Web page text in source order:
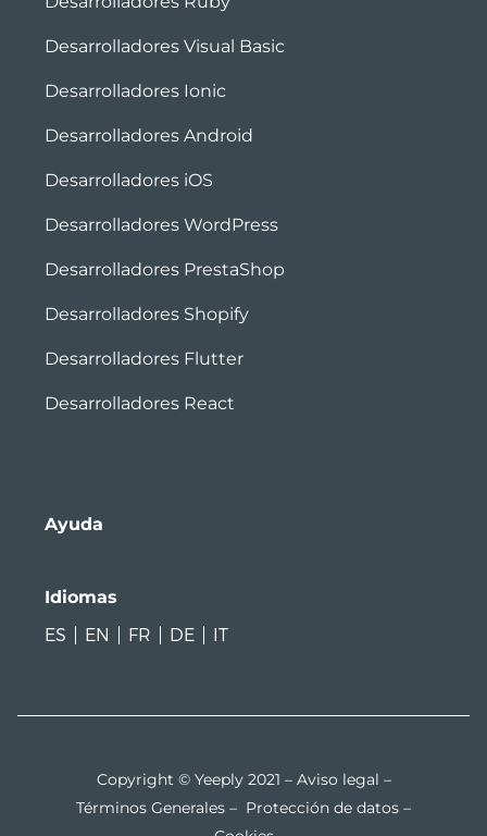
Desarrolladores Visual Basic
Desarrolladores Ionic
Desarrolladores Android
Desarrolladores iOS
Desarrolladores WordPress
Desarrolladores PrestaShop
Desarrolladores Shopify
Desarrolladores Flutter
Desarrolladores React
Ayuda
Idiomas
ES
EN FR DE IT
Copyright © Yeeply 2021 – Aviso legal –
Términos Generales – Protección de datos –